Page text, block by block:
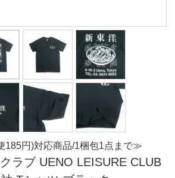
185円)対応商品/1梱包1点まで≫
ラブ UENO LEISURE CLUB